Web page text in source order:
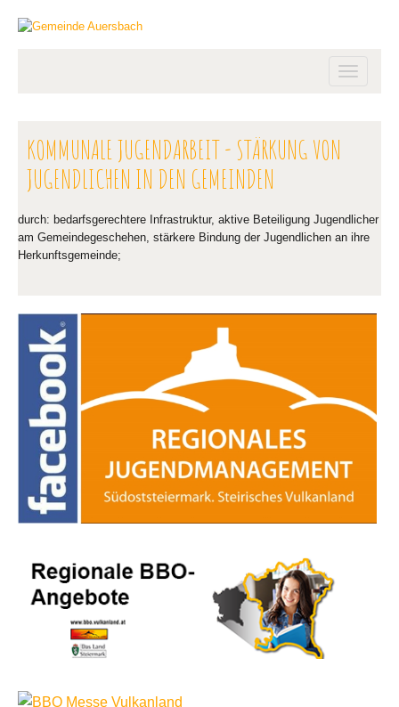
Toggle
navigation
KOMMUNALE JUGENDARBEIT - STÄRKUNG VON
JUGENDLICHEN IN DEN GEMEINDEN
durch: bedarfsgerechtere Infrastruktur, aktive Beteiligung Jugendlicher
am Gemeindegeschehen, stärkere Bindung der Jugendlichen an ihre
Herkunftsgemeinde;